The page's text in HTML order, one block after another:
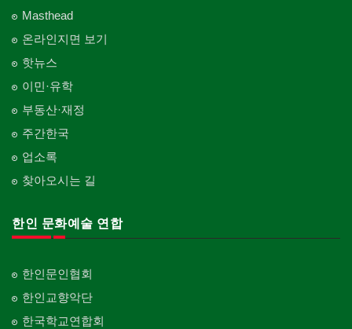
Masthead
온라인지면 보기
핫뉴스
이민·유학
부동산·재정
주간한국
업소록
찾아오시는 길
한인 문화예술 연합
한인문인협회
한인교향악단
한국학교연합회